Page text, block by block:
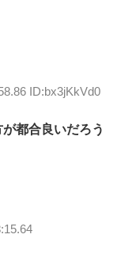
ID:bx3jKkVd0
都合良いだろう